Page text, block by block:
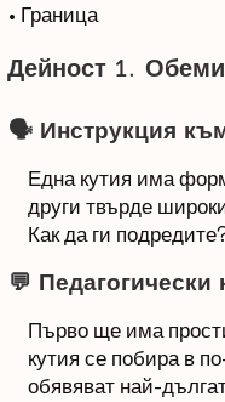
• Граница
Дейност 1. Обеми
🗣️ Инструкция
Една кутия има
други твърде
Как да ги
💬 Педагогически
Първо ще има
кутия се побира в
обявяват най-